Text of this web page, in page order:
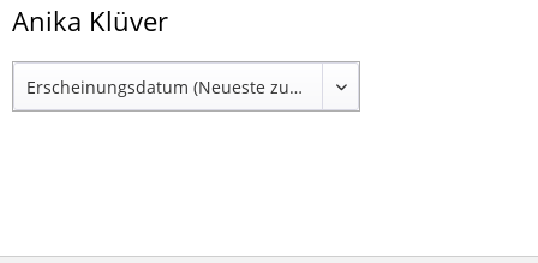
Anika Klüver